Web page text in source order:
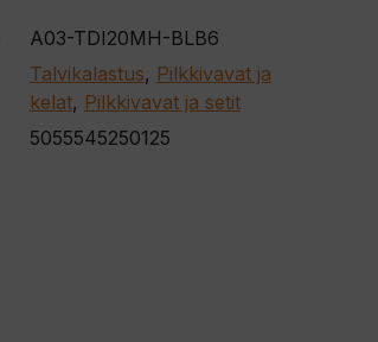
A03-TDI20MH-BLB6
Talvikalastus, Pilkkivavat ja
kelat, Pilkkivavat ja setit
5055545250125